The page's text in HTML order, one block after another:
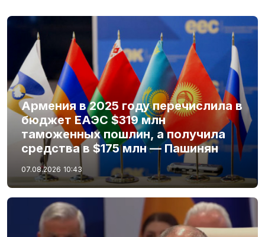
Армения в 2025 году перечислила в
бюджет ЕАЭС $319 млн
таможенных пошлин, а получила
средства в $175 млн — Пашинян
07.08.2026 10:43